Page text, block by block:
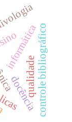
informáticacontrole bibliográfico
docência
qualidade